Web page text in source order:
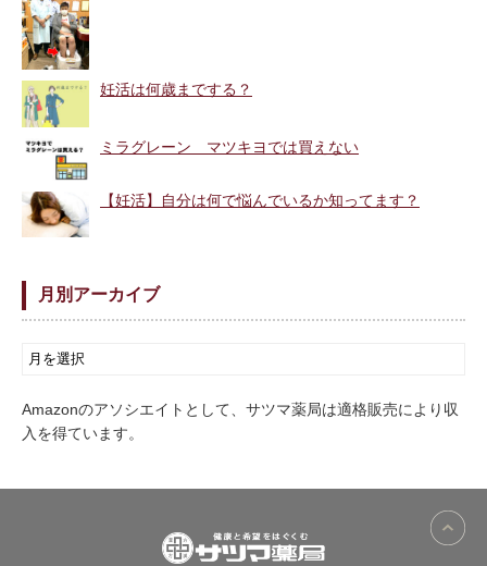
妊活は何歳までする？
ミラグレーン マツキヨでは買えない
【妊活】自分は何で悩んでいるか知ってます？
月別アーカイブ
Amazonのアソシエイトとして、サツマ薬局は適格販売により収
入を得ています。